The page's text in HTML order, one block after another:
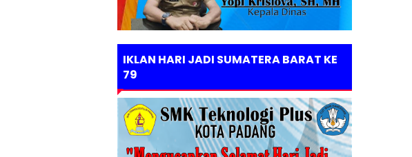
IKLAN HARI JADI SUMATERA BARAT KE
79